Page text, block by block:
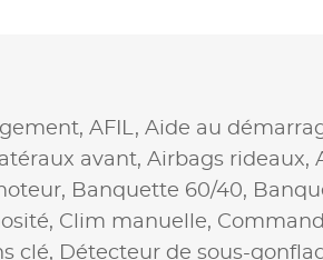
AFIL, Aide au
avant, Airbags rideaux,
Banquette 60/40,
Clim manuelle,
clé, Détecteur de sous-